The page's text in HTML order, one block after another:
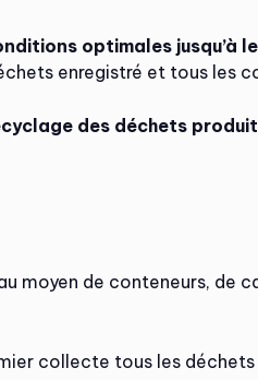
optimales jusqu’à
enregistré et tous les
des déchets
moyen de conteneurs, de
collecte tous les